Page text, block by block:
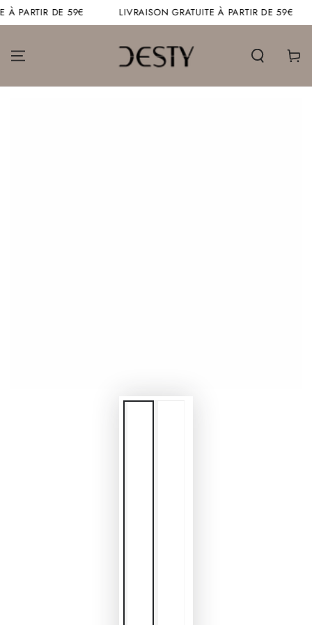
IGNORER LE
CONTENU
PARTIR DE 59€ LIVRAISON GRATUITE À PARTIR DE 59€
Panier